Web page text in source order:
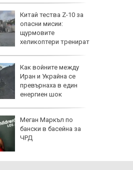
Китай тества Z-10 за
опасни мисии:
щурмовите
хеликоптери тренират
Как войните между
Иран и Украйна се
превърнаха в един
енергиен шок
Меган Маркъл по
бански в басейна за
ЧРД